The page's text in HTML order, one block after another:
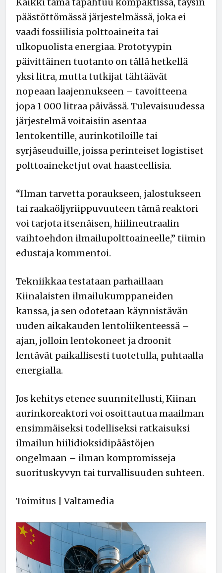
päästöttömässä järjestelmässä, joka ei
vaadi fossiilisia polttoaineita tai
ulkopuolista energiaa. Prototyypin
päivittäinen tuotanto on tällä hetkellä
yksi litra, mutta tutkijat tähtäävät
nopeaan laajennukseen – tavoitteena
jopa 1 000 litraa päivässä. Tulevaisuudessa
järjestelmä voitaisiin asentaa
lentokentille, aurinkotiloille tai
syrjäseuduille, joissa perinteiset logistiset
polttoaineketjut ovat haasteellisia.
“Ilman tarvetta poraukseen, jalostukseen
tai raakaöljyriippuvuuteen tämä reaktori
voi tarjota itsenäisen, hiilineutraalin
vaihtoehdon ilmailupolttoaineelle,” tiimin
edustaja kommentoi.
Tekniikkaa testataan parhaillaan
Kiinalaisten ilmailukumppaneiden
kanssa, ja sen odotetaan käynnistävän
uuden aikakauden lentoliikenteessä –
ajan, jolloin lentokoneet ja droonit
lentävät paikallisesti tuotetulla, puhtaalla
energialla.
Jos kehitys etenee suunnitellusti, Kiinan
aurinkoreaktori voi osoittautua maailman
ensimmäiseksi todelliseksi ratkaisuksi
ilmailun hiilidioksidipäästöjen
ongelmaan – ilman kompromisseja
suorituskyvyn tai turvallisuuden suhteen.
Toimitus | Valtamedia